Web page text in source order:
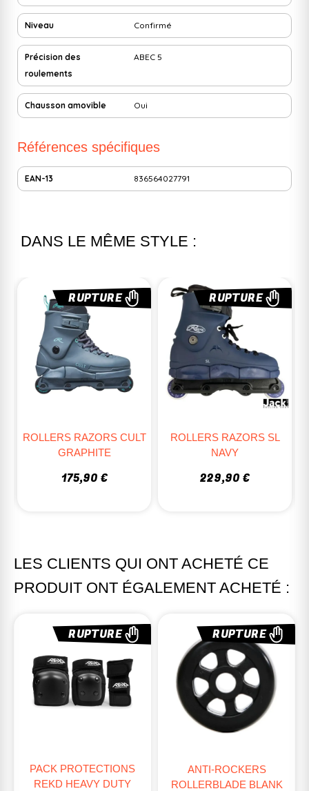
Niveau Confirmé
Précision des
roulements
ABEC 5
Chausson amovible Oui
Références spécifiques
EAN-13 836564027791
DANS LE MÊME STYLE :
RUPTURE
ROLLERS RAZORS SL
NAVY
229,90 €
-20%
RUPTURE
FREE CARLOS BERNAL
449,99 €
359,99 €
LES CLIENTS QUI ONT ACHETÉ CE
PRODUIT ONT ÉGALEMENT ACHETÉ :
RUPTURE
PACK PROTECTIONS
REKD HEAVY DUTY
RUPTURE
ANTI-ROCKERS
ROLLERBLADE BLANK